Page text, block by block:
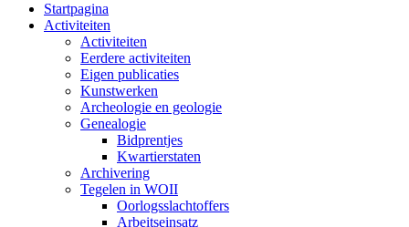
Startpagina
Activiteiten
Activiteiten
Eerdere activiteiten
Eigen publicaties
Kunstwerken
Archeologie en geologie
Genealogie
Bidprentjes
Kwartierstaten
Archivering
Tegelen in WOII
Oorlogsslachtoffers
Arbeitseinsatz